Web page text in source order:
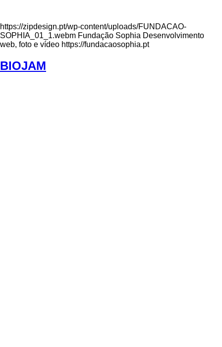
https://zipdesign.pt/wp-content/uploads/FUNDACAO-
SOPHIA_01_1.webm Fundação Sophia Desenvolvimento
web, foto e vídeo https://fundacaosophia.pt
BIOJAM